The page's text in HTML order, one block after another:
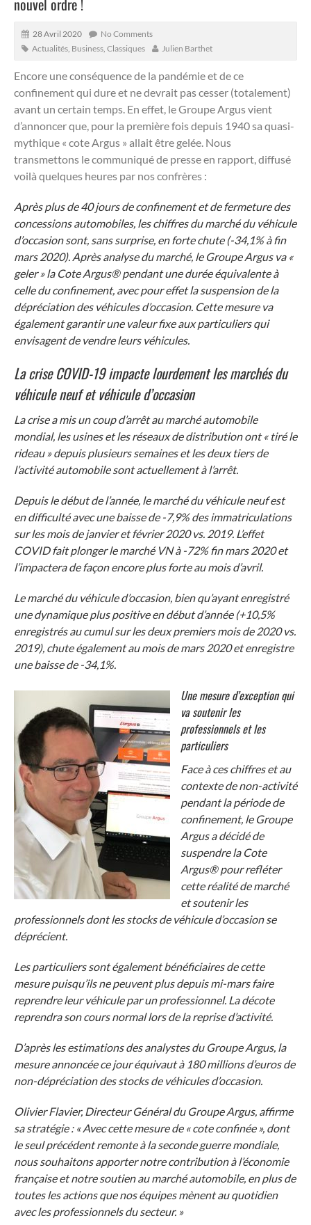
28 Avril 2020
No Comments
Actualités Business Classiques Julien Barthet
Encore une conséquence de la pandémie et de ce
confinement qui dure et ne devrait pas cesser (totalement)
avant un certain temps. En effet, le Groupe Argus vient
d’annoncer que, pour la première fois depuis 1940 sa quasi-
mythique « cote Argus » allait être gelée. Nous
transmettons le communiqué de presse en rapport, diffusé
voilà quelques heures par nos confrères :
Après plus de 40 jours de confinement et de fermeture des
concessions automobiles, les chiffres du marché du véhicule
d’occasion sont, sans surprise, en forte chute (-34,1% à fin
mars 2020). Après analyse du marché, le Groupe Argus va «
geler » la Cote Argus® pendant une durée équivalente à
celle du confinement, avec pour effet la suspension de la
dépréciation des véhicules d’occasion. Cette mesure va
également garantir une valeur fixe aux particuliers qui
envisagent de vendre leurs véhicules.
La crise COVID-19 impacte lourdement les marchés du
véhicule neuf et véhicule d’occasion
La crise a mis un coup d’arrêt au marché automobile
mondial, les usines et les réseaux de distribution ont « tiré le
rideau » depuis plusieurs semaines et les deux tiers de
l’activité automobile sont actuellement à l’arrêt.
Depuis le début de l’année, le marché du véhicule neuf est
en difficulté avec une baisse de -7,9% des immatriculations
sur les mois de janvier et février 2020 vs. 2019. L’effet
COVID fait plonger le marché VN à -72% fin mars 2020 et
l’impactera de façon encore plus forte au mois d’avril.
Le marché du véhicule d’occasion, bien qu’ayant enregistré
une dynamique plus positive en début d’année (+10,5%
enregistrés au cumul sur les deux premiers mois de 2020 vs.
2019), chute également au mois de mars 2020 et enregistre
une baisse de -34,1%.
Une mesure d’exception qui
va soutenir les
professionnels et les
particuliers
Face à ces chiffres et au
contexte de non-activité
pendant la période de
confinement, le Groupe
Argus a décidé de
suspendre la Cote
Argus® pour refléter
cette réalité de marché
et soutenir les
professionnels dont les stocks de véhicule d’occasion se
déprécient.
Les particuliers sont également bénéficiaires de cette
mesure puisqu’ils ne peuvent plus depuis mi-mars faire
reprendre leur véhicule par un professionnel. La décote
reprendra son cours normal lors de la reprise d’activité.
D’après les estimations des analystes du Groupe Argus, la
mesure annoncée ce jour équivaut à 180 millions d’euros de
non-dépréciation des stocks de véhicules d’occasion.
Olivier Flavier, Directeur Général du Groupe Argus, affirme
sa stratégie : « Avec cette mesure de « cote confinée », dont
le seul précédent remonte à la seconde guerre mondiale,
nous souhaitons apporter notre contribution à l’économie
française et notre soutien au marché automobile, en plus de
toutes les actions que nos équipes mènent au quotidien
avec les professionnels du secteur. »